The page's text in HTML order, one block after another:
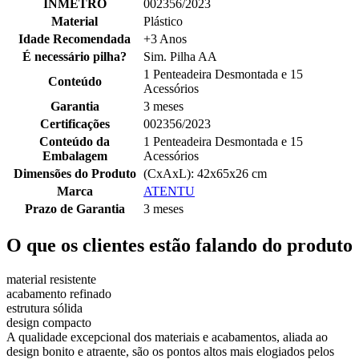
INMETRO
002356/2023
Material
Plástico
Idade Recomendada
+3 Anos
É necessário pilha?
Sim. Pilha AA
Conteúdo
1 Penteadeira Desmontada e 15
Acessórios
Garantia
3 meses
Certificações
002356/2023
Conteúdo da
Embalagem
1 Penteadeira Desmontada e 15
Acessórios
Dimensões do Produto (CxAxL): 42x65x26 cm
Marca
ATENTU
Prazo de Garantia
3 meses
O que os clientes estão falando do produto
material resistente
acabamento refinado
estrutura sólida
design compacto
A qualidade excepcional dos materiais e acabamentos, aliada ao
design bonito e atraente, são os pontos altos mais elogiados pelos